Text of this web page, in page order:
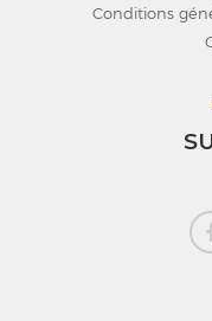
Conditions